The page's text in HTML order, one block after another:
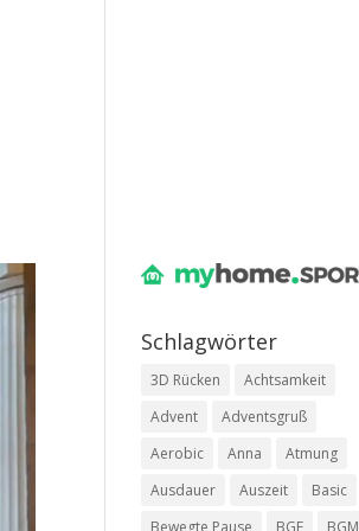
Schlag­wör­ter
3D Rücken
Achtsamkeit
Advent
Adventsgruß
Aerobic
Anna
Atmung
Ausdauer
Auszeit
Basic
Bewegte Pause
BGF BGM